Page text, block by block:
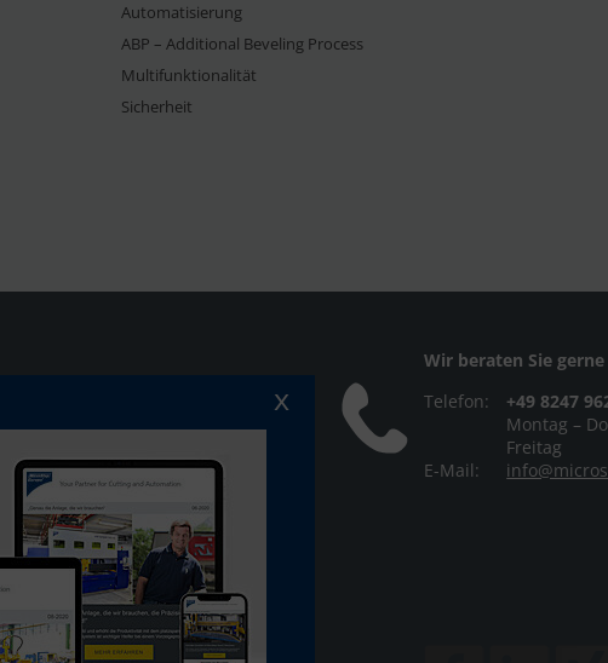
Automatisierung
ABP – Additional Beveling Process
Multifunktionalität
Sicherheit
Wir beraten Sie
Telefon:
+49 8247
Montag –
Freitag
E-Mail:
ServiceCenter
x